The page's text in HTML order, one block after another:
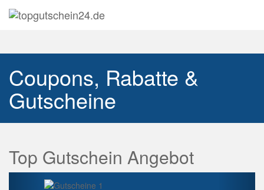
Coupons, Rabatte &
Gutscheine
Top Gutschein Angebot
Vorherige